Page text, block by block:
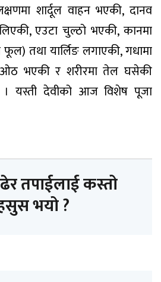
शार्दूल वाहन भएकी, दानव
एउटा चुल्ठो भएकी, कानमा
तथा यार्लिङ लगाएकी, गधामा
भएकी र शरीरमा तेल घसेकी
। यस्ती देवीको आज विशेष पूजा
तपाईलाई कस्तो
भयो ?